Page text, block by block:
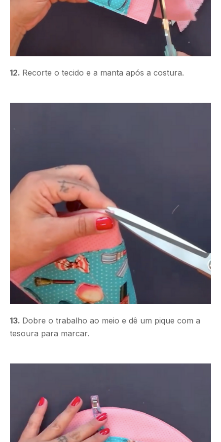
12. Recorte o tecido e a manta após a costura.
13. Dobre o trabalho ao meio e dê um pique com a
tesoura para marcar.